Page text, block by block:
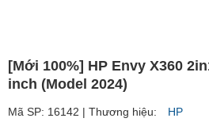
[Mới 100%] HP Envy X360
inch (Model 2024)
Mã SP: 16142 | Thương hiệu: HP